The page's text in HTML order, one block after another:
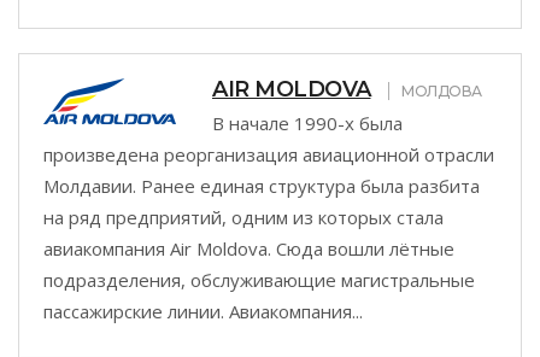
AIR MOLDOVA МОЛДОВА
В начале 1990-х была
произведена реорганизация авиационной отрасли
Молдавии. Ранее единая структура была разбита
на ряд предприятий, одним из которых стала
авиакомпания Air Moldova. Сюда вошли лётные
подразделения, обслуживающие магистральные
пассажирские линии. Авиакомпания...